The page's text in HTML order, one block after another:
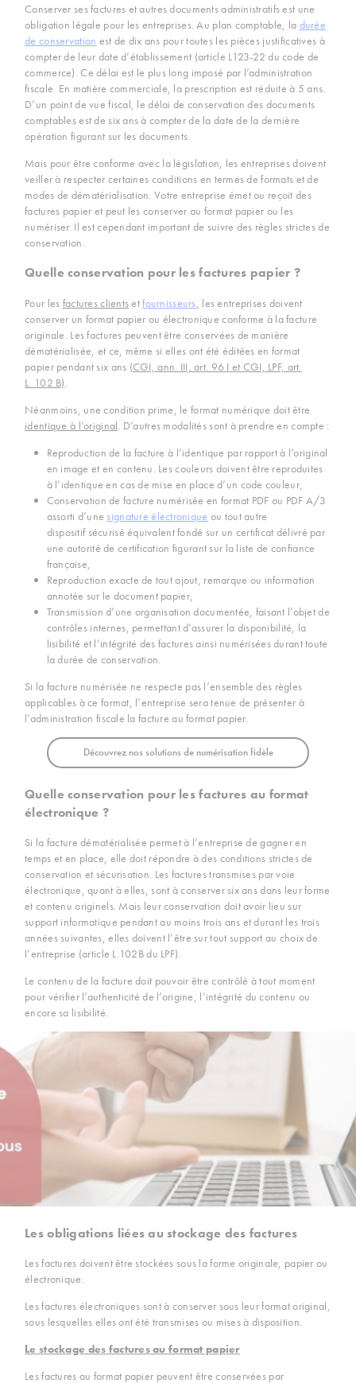
Conserver ses factures et autres documents administratifs est une
obligation légale pour les entreprises. Au plan comptable, la durée
de conservation est de dix ans pour toutes les pièces justificatives à
compter de leur date d’établissement (article L123-22 du code de
commerce). Ce délai est le plus long imposé par l’administration
fiscale. En matière commerciale, la prescription est réduite à 5 ans.
D’un point de vue fiscal, le délai de conservation des documents
comptables est de six ans à compter de la date de la dernière
opération figurant sur les documents.
Mais pour être conforme avec la législation, les entreprises doivent
veiller à respecter certaines conditions en termes de formats et de
modes de dématérialisation. Votre entreprise émet ou reçoit des
factures papier et peut les conserver au format papier ou les
numériser. Il est cependant important de suivre des règles strictes de
conservation.
Quelle conservation pour les factures papier ?
Pour les factures clientsetfournisseurs, les entreprises doivent
conserver un format papier ou électronique conforme à la facture
originale. Les factures peuvent être conservées de manière
dématérialisée, et ce, même si elles ont été éditées en format
papier pendant six ans (CGI, ann. III, art. 96 I et CGI, LPF, art.
L. 102 B).
Néanmoins, une condition prime, le format numérique doit être
identique à l’original. D’autres modalités sont à prendre en compte :
Reproduction de la facture à l’identique par rapport à l’original
en image et en contenu. Les couleurs doivent être reproduites
à l’identique en cas de mise en place d’un code couleur,
Conservation de facture numérisée en format PDF ou PDF A/3
assorti d’une signature électronique ou tout autre
dispositif sécurisé équivalent fondé sur un certificat délivré par
une autorité de certification figurant sur la liste de confiance
française,
Reproduction exacte de tout ajout, remarque ou information
annotée sur le document papier,
Transmission d’une organisation documentée, faisant l’objet de
contrôles internes, permettant d’assurer la disponibilité, la
lisibilité et l’intégrité des factures ainsi numérisées durant toute
la durée de conservation.
Si la facture numérisée ne respecte pas l’ensemble des règles
applicables à ce format, l’entreprise sera tenue de présenter à
l’administration fiscale la facture au format papier.
Découvrez nos solutions de numérisation fidèle
Quelle conservation pour les factures au format
électronique ?
Si la facture dématérialisée permet à l’entreprise de gagner en
temps et en place, elle doit répondre à des conditions strictes de
conservation et sécurisation. Les factures transmises par voie
électronique, quant à elles, sont à conserver six ans dans leur forme
et contenu originels. Mais leur conservation doit avoir lieu sur
support informatique pendant au moins trois ans et durant les trois
années suivantes, elles doivent l’être sur tout support au choix de
l’entreprise (article L.102B du LPF).
Le contenu de la facture doit pouvoir être contrôlé à tout moment
pour vérifier l’authenticité de l’origine, l’intégrité du contenu ou
encore sa lisibilité.
Les obligations liées au stockage des factures
Les factures doivent être stockées sous la forme originale, papier ou
électronique.
Les factures électroniques sont à conserver sous leur format original,
sous lesquelles elles ont été transmises ou mises à disposition.
Le stockage des factures au format papier
Les factures au format papier peuvent être conservées par